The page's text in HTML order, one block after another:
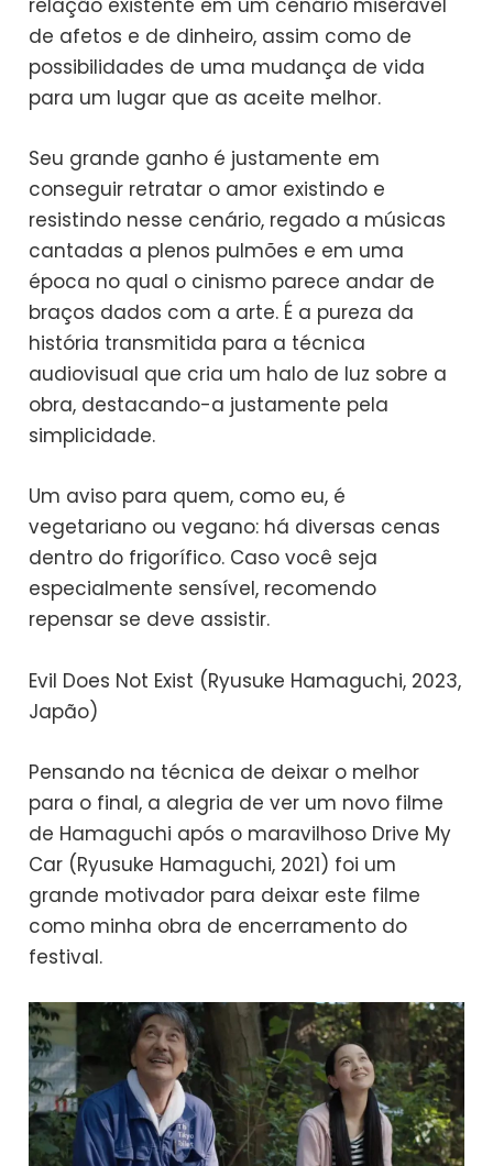
relação existente em um cenário miserável
de afetos e de dinheiro, assim como de
possibilidades de uma mudança de vida
para um lugar que as aceite melhor.
Seu grande ganho é justamente em
conseguir retratar o amor existindo e
resistindo nesse cenário, regado a músicas
cantadas a plenos pulmões e em uma
época no qual o cinismo parece andar de
braços dados com a arte. É a pureza da
história transmitida para a técnica
audiovisual que cria um halo de luz sobre a
obra, destacando-a justamente pela
simplicidade.
Um aviso para quem, como eu, é
vegetariano ou vegano: há diversas cenas
dentro do frigorífico. Caso você seja
especialmente sensível, recomendo
repensar se deve assistir.
Evil Does Not Exist (Ryusuke Hamaguchi, 2023,
Japão)
Pensando na técnica de deixar o melhor
para o final, a alegria de ver um novo filme
de Hamaguchi após o maravilhoso Drive My
Car (Ryusuke Hamaguchi, 2021) foi um
grande motivador para deixar este filme
como minha obra de encerramento do
festival.